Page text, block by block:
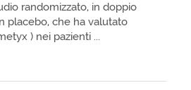
randomizzato, in doppio
placebo, che ha valutato
) nei pazienti ...